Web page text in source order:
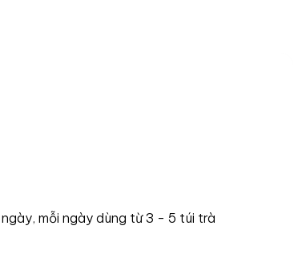
mỗi ngày dùng từ 3 - 5 túi trà